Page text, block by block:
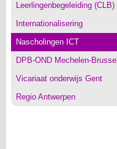
Leerlingenbegeleiding (CLB)
Internationalisering
Nascholingen ICT
DPB-OND Mechelen-Brussel
Vicariaat onderwijs Gent
Regio Antwerpen